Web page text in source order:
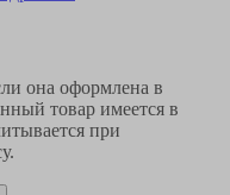
она оформлена в
товар имеется в
при